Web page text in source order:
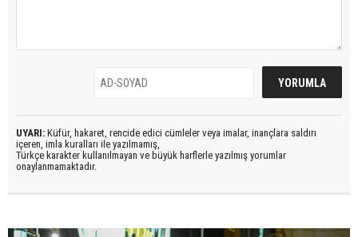
UYARI: Küfür, hakaret, rencide edici cümleler veya imalar, inançlara saldırı
içeren, imla kuralları ile yazılmamış,
Türkçe karakter kullanılmayan ve büyük harflerle yazılmış yorumlar
onaylanmamaktadır.